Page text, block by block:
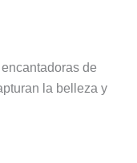
de
la belleza y